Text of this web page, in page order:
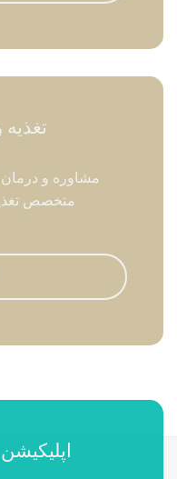
مشاوره و
متخصص